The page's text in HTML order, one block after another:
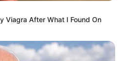
Viagra After What I Found On